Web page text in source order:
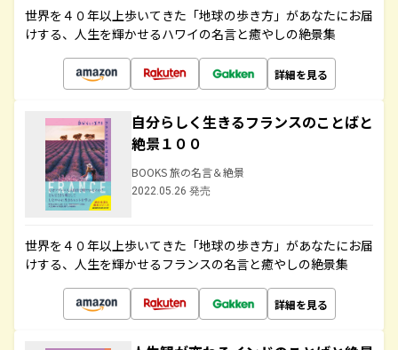
世界を４０年以上歩いてきた「地球の歩き方」があなたにお届
けする、人生を輝かせるハワイの名言と癒やしの絶景集
詳細を見る
自分らしく生きるフランスのことばと
絶景１００
BOOKS 旅の名言＆絶景
2022.05.26 発売
世界を４０年以上歩いてきた「地球の歩き方」があなたにお届
けする、人生を輝かせるフランスの名言と癒やしの絶景集
詳細を見る